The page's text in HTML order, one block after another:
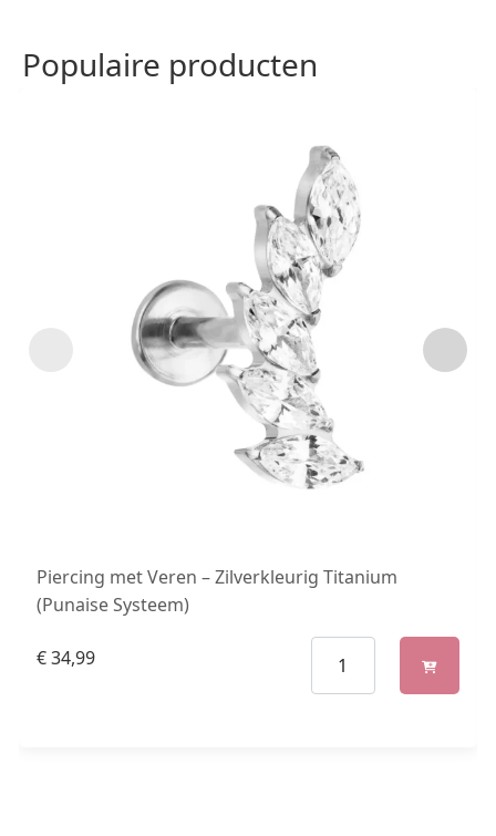
Populaire producten
Piercing met Veren – Zilverkleurig Titanium
(Punaise Systeem)
€34,99